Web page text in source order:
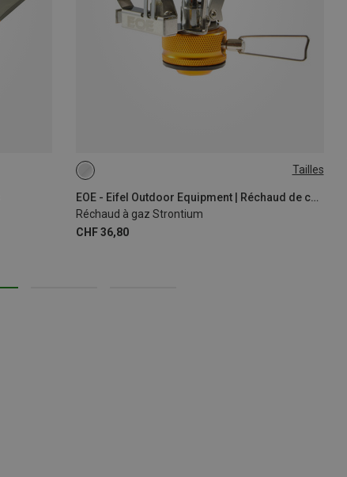
Tailles
EOE - Eifel Outdoor Equipment | Réchaud de camping
Réchaud à gaz Strontium
CHF 36,80
ONE SIZE